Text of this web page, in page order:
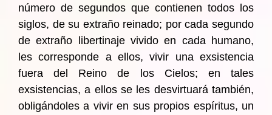
número de segundos que contienen todos los
siglos, de su extraño reinado; por cada segundo
de extraño libertinaje vivido en cada humano,
les corresponde a ellos, vivir una exsistencia
fuera del Reino de los Cielos; en tales
exsistencias, a ellos se les desvirtuará también,
obligándoles a vivir en sus propios espíritus, un